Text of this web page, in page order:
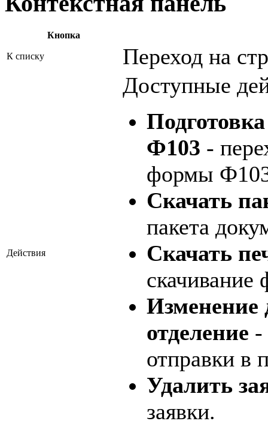
Кнопка
К списку Переход на
Действия
Доступные
Ф103 -
формы
Скачать
пакета
Скачать
Изменение
отделение -
отправки в
Удалить
заявки.